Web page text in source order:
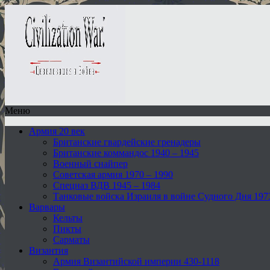
Меню
Армия 20 век
Британские гвардейские гренадеры
Британские коммандос 1940 – 1945
Военный снайпер
Советская армия 1970 – 1990
Спецназ ВДВ 1945 – 1984
Танковые войска Израиля в войне Судного Дня
Варвары
Кельты
Пикты
Сарматы
Византия
Армия Византийской империи 430-1118